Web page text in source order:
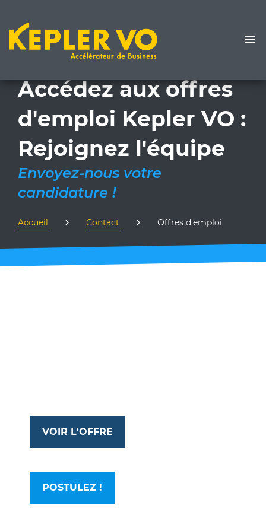
Accédez aux offres
d'emploi Kepler VO :
Rejoignez l'équipe
Envoyez-nous votre
candidature !
Accueil Contact Offres d'emploi
VOIR L'OFFRE
POSTULEZ !